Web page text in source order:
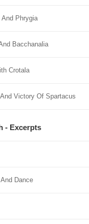
Phrygia
Bacchanalia
Crotala
Victory Of Spartacus
- Excerpts
Dance